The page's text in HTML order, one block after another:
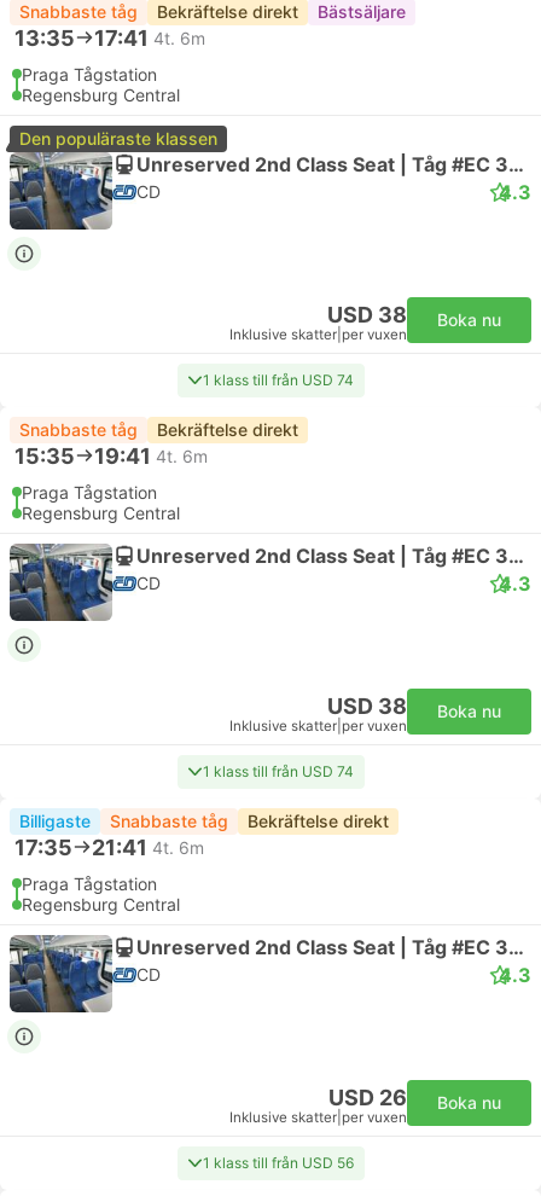
Snabbaste tåg Bekräftelse direkt Bästsäljare
13:35 17:41 4t. 6m
Praga Tågstation
Regensburg Central
Den populäraste klassen
Unreserved 2nd Class Seat | Tåg #EC 354 Bavorský expres
CD 4.3
USD 38
Inklusive skatter per vuxen
Boka nu
1 klass till från USD 74
Snabbaste tåg Bekräftelse direkt
15:35 19:41 4t. 6m
Praga Tågstation
Regensburg Central
Unreserved 2nd Class Seat | Tåg #EC 352 Bavorský expres
CD 4.3
USD 38
Inklusive skatter per vuxen
Boka nu
1 klass till från USD 74
Billigaste Snabbaste tåg Bekräftelse direkt
17:35 21:41 4t. 6m
Praga Tågstation
Regensburg Central
Unreserved 2nd Class Seat | Tåg #EC 350 Bavorský expres
CD 4.3
USD 26
Inklusive skatter per vuxen
Boka nu
1 klass till från USD 56